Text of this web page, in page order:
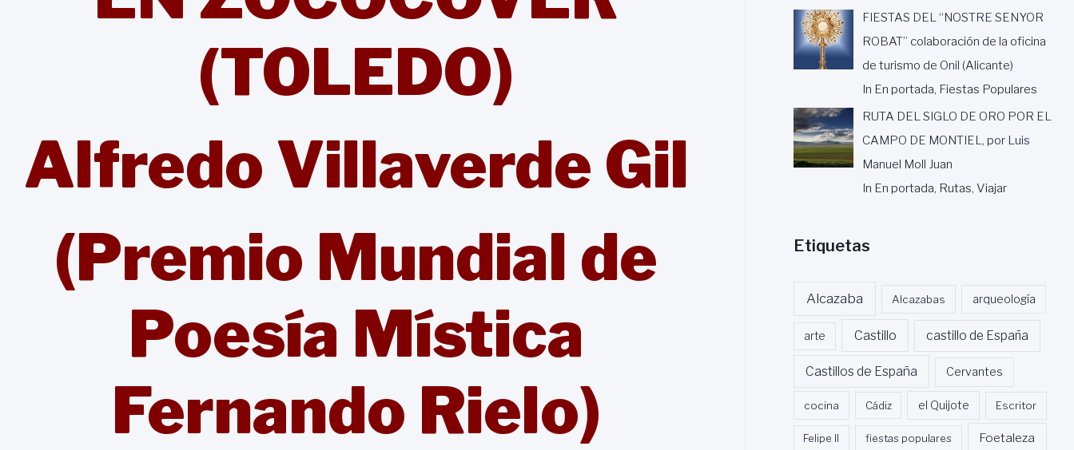
(TOLEDO)
Alfredo Villaverde Gil
(Premio Mundial de
Poesía Mística
Fernando Rielo)
FIESTAS DEL “NOSTRE SENYOR
ROBAT” colaboración de la oficina
de turismo de Onil (Alicante)
In En portada, Fiestas Populares
RUTA DEL SIGLO DE ORO POR EL
CAMPO DE MONTIEL, por Luis
Manuel Moll Juan
In En portada, Rutas, Viajar
Etiquetas
Alcazaba Alcazabas arqueología
arte Castillo castillo de España
Castillos de España Cervantes
cocina Cádiz el Quijote Escritor
Felipe II fiestas populares Foetaleza